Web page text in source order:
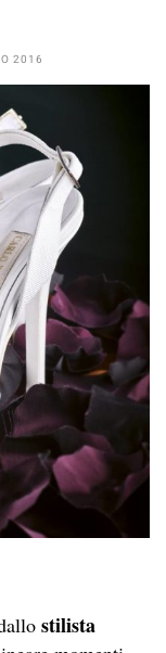
2016
stilista